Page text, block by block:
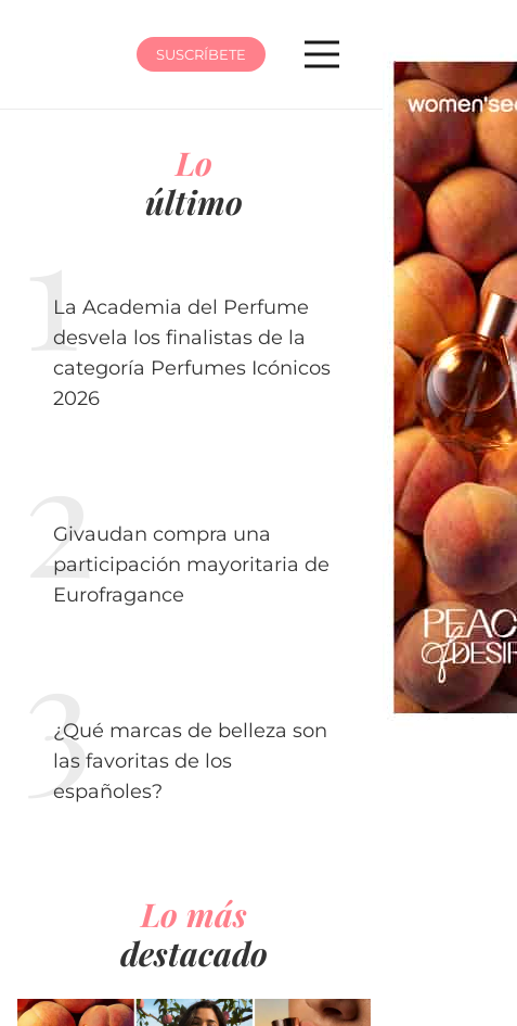
SUSCRÍBETE
Lo
último
La Academia del Perfume
desvela los finalistas de la
categoría Perfumes Icónicos
2026
Givaudan compra una
participación mayoritaria de
Eurofragance
¿Qué marcas de belleza son
las favoritas de los
españoles?
Lo más
destacado